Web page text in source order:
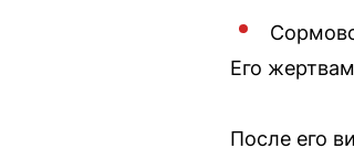
Его
После его